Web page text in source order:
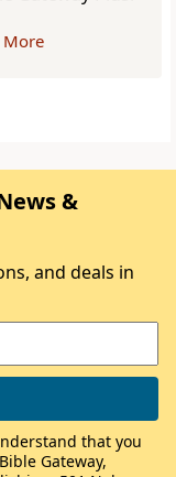
More
&
and deals in
that you
Gateway,